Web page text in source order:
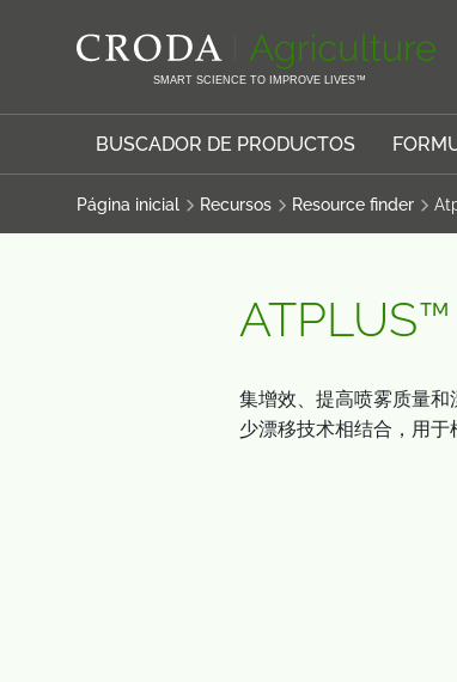
SMART SCIENCE TO IMPROVE LIVES™
BUSCADOR DE PRODUCTOS
Página inicial Recursos Resource finder
集增效、提高喷雾质量
少漂移技术相结合，用于